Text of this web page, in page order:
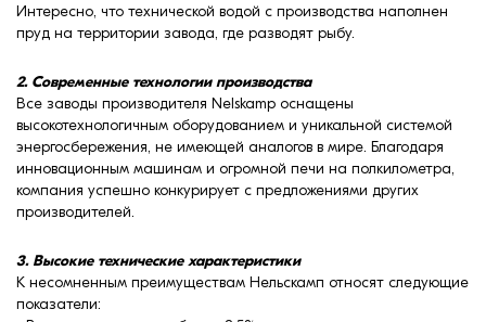
Интересно, что технической водой с производства наполнен
пруд на территории завода, где разводят рыбу.
2. Современные технологии производства
Все заводы производителя Nelskamp оснащены
высокотехнологичным оборудованием и уникальной системой
энергосбережения, не имеющей аналогов в мире. Благодаря
инновационным машинам и огромной печи на полкилометра,
компания успешно конкурирует с предложениями других
производителей.
3. Высокие технические характеристики
К несомненным преимуществам Нельскамп относят следующие
показатели: